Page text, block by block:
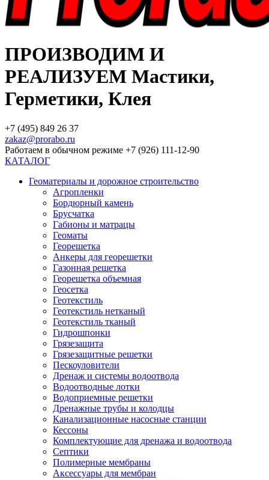
ПРОИЗВОДИМ И
РЕАЛИЗУЕМ Мастики,
Герметики, Клея
+7 (495) 849 26 37
zakaz@prorabo.ru
Работаем в обычном режиме +7 (926) 111-12-90
КАТАЛОГ
Геоматериалы и дорожное строительство
Агропленки
Бордюрный камень
Брусчатка
Габионы и матрацы
Геоматы
Георешетка
Анкеры для георешетки
Газонная решетка
Георешетка объемная
Геосетка
Геотекстиль
Геотекстиль нетканый
Геотекстиль тканый
Гидрошпонки
Грязезащита
Грязезащитные решетки
Пескоуловители
Дренаж и системы водоотвода
Водоотводные лотки
Водоприемные решетки
Дренажные трубы и колодцы
Канализационные насосные станции
Кессоны
Комплектующие для дренажа и водоотвода
Септики
Полимерные мембраны
Аксессуары для мембран